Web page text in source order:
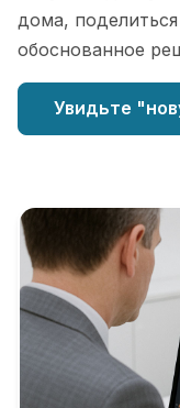
дома,
обоснованное
Увидьте